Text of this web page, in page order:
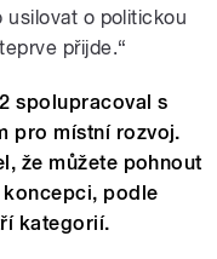
usilovat o politickou
přijde.“
spolupracoval s
pro místní rozvoj.
že můžete pohnout
koncepci, podle
kategorií.